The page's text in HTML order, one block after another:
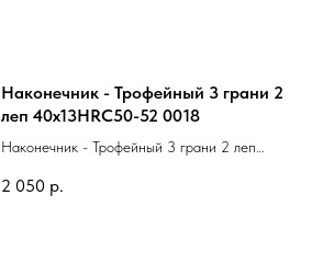
Наконечник - Трофейный 3 грани 2
леп 40х13HRC50-52 0018
Наконечник - Трофейный 3 грани 2 леп
2 050 р.